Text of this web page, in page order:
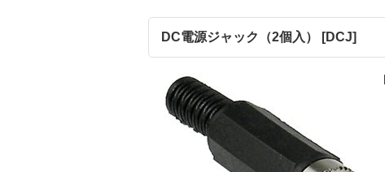
DC電源ジャック（2個入） [DCJ]